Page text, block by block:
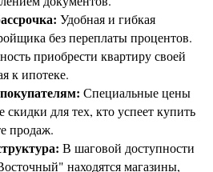
Удобная и гибкая
без переплаты процентов.
приобрести квартиру своей
к ипотеке.
Специальные цены
для тех, кто успеет купить
продаж.
В шаговой доступности
находятся магазины,